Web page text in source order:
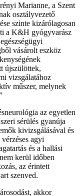
Marianne, a Szent
osztályvezető
szinte kizárólagosan
a K&H gyógyvarász
vásárolt eszköz
újszülöttek,
vizsgálatához
műszer, melynek
az egyetlen
sérülés gyanúja
kivizsgálásával és
agyi
és a hallási
kerül időben
az érintett
szenved.
akkor